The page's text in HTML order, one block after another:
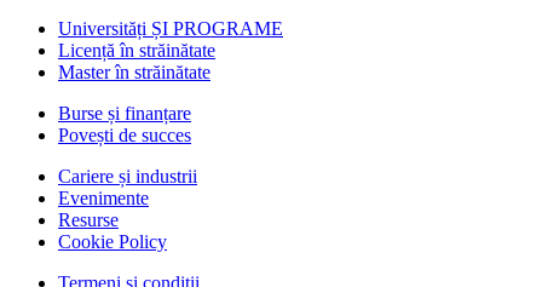
Universități ȘI PROGRAME
Licență în străinătate
Master în străinătate
Burse și finanțare
Povești de succes
Cariere și industrii
Evenimente
Resurse
Cookie Policy